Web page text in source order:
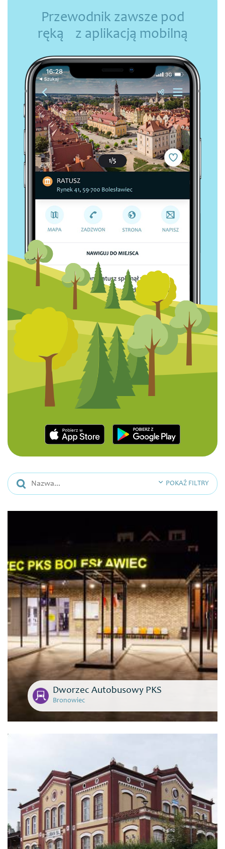
POKAŻ FILTRY
Dworzec Autobusowy PKS
Bronowiec
Przewodnik zawsze pod
ręką z aplikacją mobilną